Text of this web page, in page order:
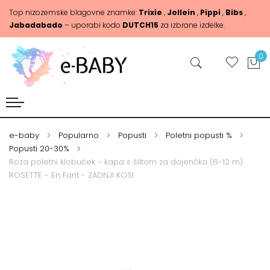
Top nizozemske blagovne znamke: Trixie , Jollein , Pippi, Bibs,
Jabadabado – uporabi kodo DUTCH15 za izbrane izdelke.
0
e-baby Popularno Popusti
Poletni popusti %
Popusti 20-30%
Roza poletni klobuček - kapa s šiltom za dojenčka (6-12 m)
ROSETTE - En Fant - ZADNJI KOSI